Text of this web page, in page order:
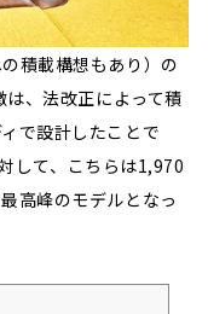
積載構想もあり）の
、法改正によって積
で設計したことで
して、こちらは1,970
高峰のモデルとなっ